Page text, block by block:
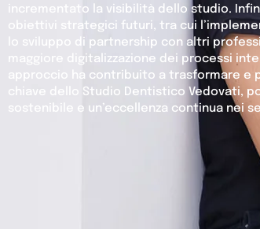
incrementato la visibilità dello studio.
obiettivi strategici futuri, tra cui
lo sviluppo di partnership con altri
maggiore digitalizzazione dei processi
approccio ha contribuito a trasformare e
chiave dello Studio Dentistico Vedovati,
sostenibile e un’eccellenza continua nei